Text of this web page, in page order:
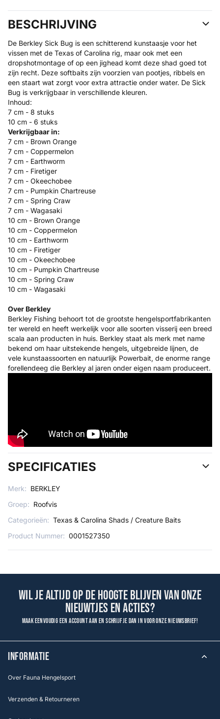
BESCHRIJVING
De Berkley Sick Bug is een schitterend kunstaasje voor het
vissen met de Texas of Carolina rig, maar ook met een
dropshotmontage of op een jighead komt deze shad goed tot
zijn recht. Deze softbaits zijn voorzien van pootjes, ribbels en
een staart wat zorgt voor extra attractie onder water. De Sick
Bug is verkrijgbaar in verschillende kleuren.
Inhoud:
7 cm - 8 stuks
10 cm - 6 stuks
Verkrijgbaar in:
7 cm - Brown Orange
7 cm - Coppermelon
7 cm - Earthworm
7 cm - Firetiger
7 cm - Okeechobee
7 cm - Pumpkin Chartreuse
7 cm - Spring Craw
7 cm - Wagasaki
10 cm - Brown Orange
10 cm - Coppermelon
10 cm - Earthworm
10 cm - Firetiger
10 cm - Okeechobee
10 cm - Pumpkin Chartreuse
10 cm - Spring Craw
10 cm - Wagasaki
Over Berkley
Berkley Fishing behoort tot de grootste hengelsportfabrikanten
ter wereld en heeft werkelijk voor alle soorten visserij een breed
scala aan producten in huis. Berkley staat als merk met name
bekend om haar uitstekende hengels, uitgebreide lijnen, de
vele kunstaassoorten en natuurlijk Powerbait, de enorme range
forellendeeg die Berkley al jaren onder eigen naam produceert.
SPECIFICATIES
Merk: BERKLEY
Groep: Roofvis
Categorieën: Texas & Carolina Shads / Creature Baits
Product Nummer: 0001527350
Wil je altijd op de hoogte blijven van onze
nieuwtjes en acties?
Maak eenvoudig een account aan en schrijf je dan in voor onze nieuwsbrief!
INFORMATIE
Over Fauna Hengelsport
Verzenden & Retourneren